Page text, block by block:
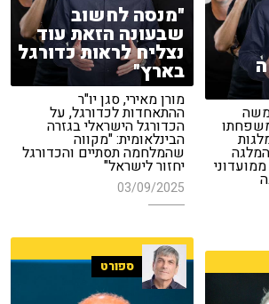
"מנסה לחשוב
שבעונה הזאת עוד
נצליח לראות כדורגל
בארץ"
מורן מאירי, סגן יו"ר
ההתאחדות לכדורגל, על
הכדורגל הישראלי בגזרה
הבינלאומית: "מקווה
שהמלחמה תסתיים והכדורגל
יחזור לישראל"
03/09/2025
משה
משפחתו
ספורט